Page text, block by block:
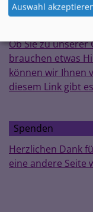
Ob Sie zu
brauchen etwas
können wir Ihnen
diesem Link gibt
Spenden
Herzlichen Dank
eine andere Seite
Auswahl